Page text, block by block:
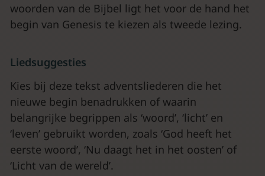
woorden van de Bijbel ligt het voor de hand het
begin van Genesis te kiezen als tweede lezing.
Liedsuggesties
Kies bij deze tekst adventsliederen die het
nieuwe begin benadrukken of waarin
belangrijke begrippen als ‘woord’, ‘licht’ en
‘leven’ gebruikt worden, zoals ‘God heeft het
eerste woord’, ‘Nu daagt het in het oosten’ of
‘Licht van de wereld’.